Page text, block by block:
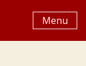
Menu